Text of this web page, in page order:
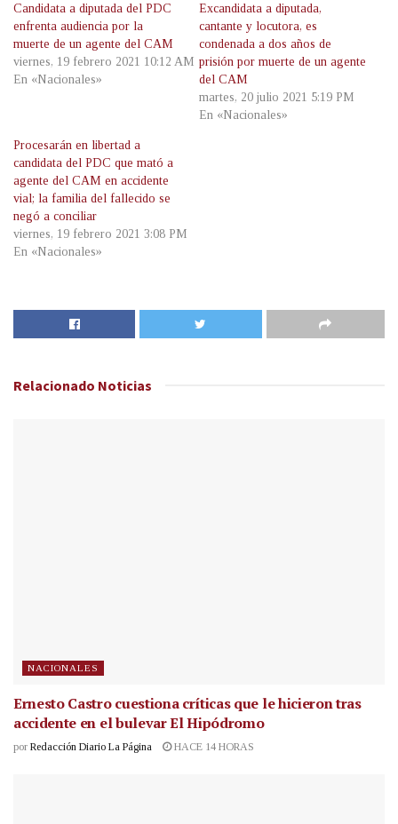
Candidata a diputada del PDC
enfrenta audiencia por la
muerte de un agente del CAM
viernes, 19 febrero 2021 10:12 AM
En «Nacionales»
Excandidata a diputada,
cantante y locutora, es
condenada a dos años de
prisión por muerte de un agente
del CAM
martes, 20 julio 2021 5:19 PM
En «Nacionales»
Procesarán en libertad a
candidata del PDC que mató a
agente del CAM en accidente
vial; la familia del fallecido se
negó a conciliar
viernes, 19 febrero 2021 3:08 PM
En «Nacionales»
Relacionado Noticias
NACIONALES
Ernesto Castro cuestiona críticas que le hicieron tras
accidente en el bulevar El Hipódromo
por Redacción Diario La Página HACE 14 HORAS